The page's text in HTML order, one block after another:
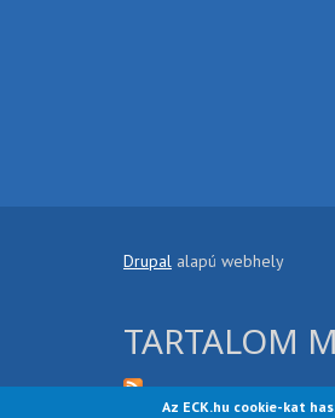
Az ECK.hu cookie-kat
Drupal alapú webhely
TARTALOM